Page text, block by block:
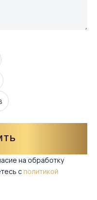
на обработку
c политикой